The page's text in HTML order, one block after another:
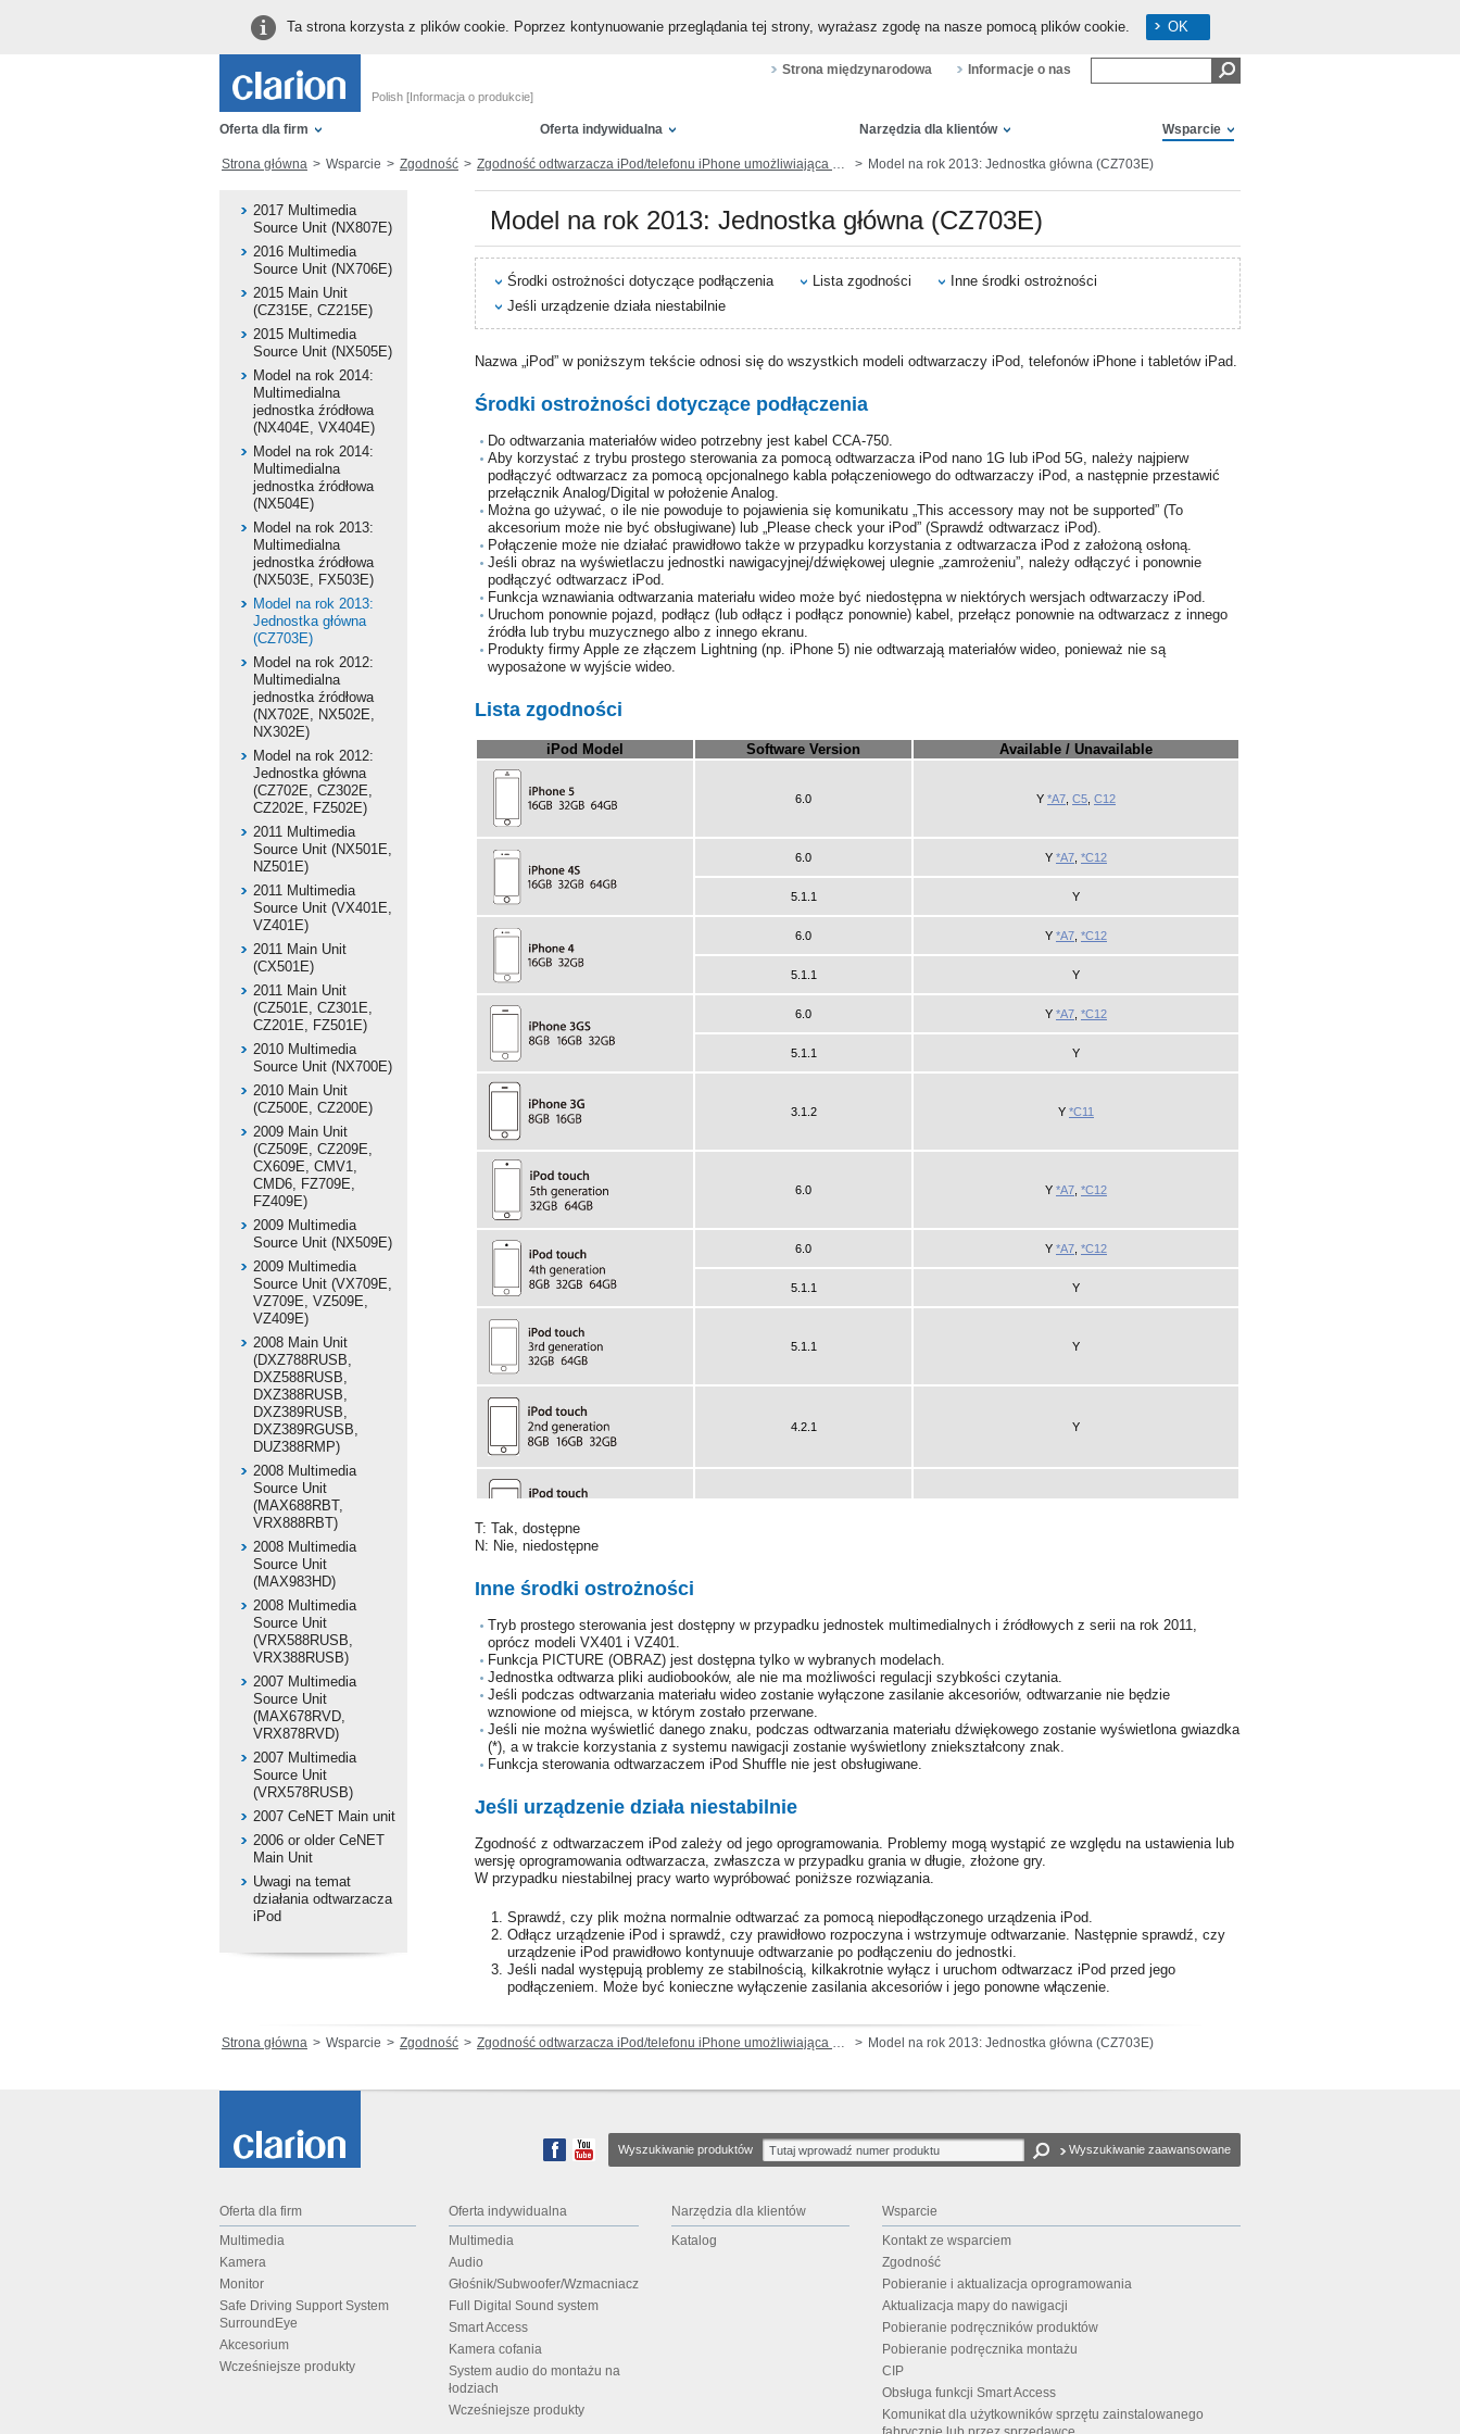
Ta strona korzysta z plików cookie. Poprzez kontynuowanie przeglądania tej strony, wyrażasz zgodę na nasze pomocą plików cookie. OK
Polish [Informacja o produkcie]
Strona międzynarodowa Informacje o nas
Oferta dla firm Oferta indywidualna Narzędzia dla klientów Wsparcie
Strona główna Wsparcie Zgodność Zgodność odtwarzacza iPod/telefonu iPhone umożliwiająca odtwarzanie muzyki i wideo (przez gniazdo dokowania lub Lightning) Model na rok 2013: Jednostka główna (CZ703E)
2017 Multimedia
Source Unit (NX807E)
2016 Multimedia
Source Unit (NX706E)
2015 Main Unit
(CZ315E, CZ215E)
2015 Multimedia
Source Unit (NX505E)
Model na rok 2014:
Multimedialna
jednostka źródłowa
(NX404E, VX404E)
Model na rok 2014:
Multimedialna
jednostka źródłowa
(NX504E)
Model na rok 2013:
Multimedialna
jednostka źródłowa
(NX503E, FX503E)
Model na rok 2013:
Jednostka główna
(CZ703E)
Model na rok 2012:
Multimedialna
jednostka źródłowa
(NX702E, NX502E,
NX302E)
Model na rok 2012:
Jednostka główna
(CZ702E, CZ302E,
CZ202E, FZ502E)
2011 Multimedia
Source Unit (NX501E,
NZ501E)
2011 Multimedia
Source Unit (VX401E,
VZ401E)
2011 Main Unit
(CX501E)
2011 Main Unit
(CZ501E, CZ301E,
CZ201E, FZ501E)
2010 Multimedia
Source Unit (NX700E)
2010 Main Unit
(CZ500E, CZ200E)
2009 Main Unit
(CZ509E, CZ209E,
CX609E, CMV1,
CMD6, FZ709E,
FZ409E)
2009 Multimedia
Source Unit (NX509E)
2009 Multimedia
Source Unit (VX709E,
VZ709E, VZ509E,
VZ409E)
2008 Main Unit
(DXZ788RUSB,
DXZ588RUSB,
DXZ388RUSB,
DXZ389RUSB,
DXZ389RGUSB,
DUZ388RMP)
2008 Multimedia
Source Unit
(MAX688RBT,
VRX888RBT)
2008 Multimedia
Source Unit
(MAX983HD)
2008 Multimedia
Source Unit
(VRX588RUSB,
VRX388RUSB)
2007 Multimedia
Source Unit
(MAX678RVD,
VRX878RVD)
2007 Multimedia
Source Unit
(VRX578RUSB)
2007 CeNET Main unit
2006 or older CeNET
Main Unit
Uwagi na temat
działania odtwarzacza
iPod
Model na rok 2013: Jednostka główna (CZ703E)
Środki ostrożności dotyczące podłączenia Lista zgodności
Inne środki ostrożności
Jeśli urządzenie działa niestabilnie
Nazwa „iPod” w poniższym tekście odnosi się do wszystkich modeli odtwarzaczy iPod, telefonów iPhone i tabletów iPad.
Środki ostrożności dotyczące podłączenia
Do odtwarzania materiałów wideo potrzebny jest kabel CCA-750.
Aby korzystać z trybu prostego sterowania za pomocą odtwarzacza iPod nano 1G lub iPod 5G, należy najpierw
podłączyć odtwarzacz za pomocą opcjonalnego kabla połączeniowego do odtwarzaczy iPod, a następnie przestawić
przełącznik Analog/Digital w położenie Analog.
Można go używać, o ile nie powoduje to pojawienia się komunikatu „This accessory may not be supported” (To
akcesorium może nie być obsługiwane) lub „Please check your iPod” (Sprawdź odtwarzacz iPod).
Połączenie może nie działać prawidłowo także w przypadku korzystania z odtwarzacza iPod z założoną osłoną.
Jeśli obraz na wyświetlaczu jednostki nawigacyjnej/dźwiękowej ulegnie „zamrożeniu”, należy odłączyć i ponownie
podłączyć odtwarzacz iPod.
Funkcja wznawiania odtwarzania materiału wideo może być niedostępna w niektórych wersjach odtwarzaczy iPod.
Uruchom ponownie pojazd, podłącz (lub odłącz i podłącz ponownie) kabel, przełącz ponownie na odtwarzacz z innego
źródła lub trybu muzycznego albo z innego ekranu.
Produkty firmy Apple ze złączem Lightning (np. iPhone 5) nie odtwarzają materiałów wideo, ponieważ nie są
wyposażone w wyjście wideo.
Lista zgodności
T: Tak, dostępne
N: Nie, niedostępne
Inne środki ostrożności
Tryb prostego sterowania jest dostępny w przypadku jednostek multimedialnych i źródłowych z serii na rok 2011,
oprócz modeli VX401 i VZ401.
Funkcja PICTURE (OBRAZ) jest dostępna tylko w wybranych modelach.
Jednostka odtwarza pliki audiobooków, ale nie ma możliwości regulacji szybkości czytania.
Jeśli podczas odtwarzania materiału wideo zostanie wyłączone zasilanie akcesoriów, odtwarzanie nie będzie
wznowione od miejsca, w którym zostało przerwane.
Jeśli nie można wyświetlić danego znaku, podczas odtwarzania materiału dźwiękowego zostanie wyświetlona gwiazdka
(*), a w trakcie korzystania z systemu nawigacji zostanie wyświetlony zniekształcony znak.
Funkcja sterowania odtwarzaczem iPod Shuffle nie jest obsługiwane.
Jeśli urządzenie działa niestabilnie
Zgodność z odtwarzaczem iPod zależy od jego oprogramowania. Problemy mogą wystąpić ze względu na ustawienia lub
wersję oprogramowania odtwarzacza, zwłaszcza w przypadku grania w długie, złożone gry.
W przypadku niestabilnej pracy warto wypróbować poniższe rozwiązania.
Sprawdź, czy plik można normalnie odtwarzać za pomocą niepodłączonego urządzenia iPod.
Odłącz urządzenie iPod i sprawdź, czy prawidłowo rozpoczyna i wstrzymuje odtwarzanie. Następnie sprawdź, czy
urządzenie iPod prawidłowo kontynuuje odtwarzanie po podłączeniu do jednostki.
Jeśli nadal występują problemy ze stabilnością, kilkakrotnie wyłącz i uruchom odtwarzacz iPod przed jego
podłączeniem. Może być konieczne wyłączenie zasilania akcesoriów i jego ponowne włączenie.
Strona główna Wsparcie Zgodność Zgodność odtwarzacza iPod/telefonu iPhone umożliwiająca odtwarzanie muzyki i wideo (przez gniazdo dokowania lub Lightning) Model na rok 2013: Jednostka główna (CZ703E)
Wyszukiwanie produktów Wyszukiwanie zaawansowane
Oferta dla firm
Multimedia
Kamera
Monitor
Safe Driving Support System
SurroundEye
Akcesorium
Wcześniejsze produkty
Oferta indywidualna
Multimedia
Audio
Głośnik/Subwoofer/Wzmacniacz
Full Digital Sound system
Smart Access
Kamera cofania
System audio do montażu na
łodziach
Wcześniejsze produkty
Narzędzia dla klientów
Katalog
Wsparcie
Kontakt ze wsparciem
Zgodność
Pobieranie i aktualizacja oprogramowania
Aktualizacja mapy do nawigacji
Pobieranie podręczników produktów
Pobieranie podręcznika montażu
CIP
Obsługa funkcji Smart Access
Komunikat dla użytkowników sprzętu zainstalowanego